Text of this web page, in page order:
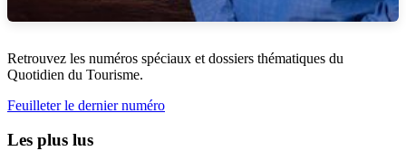
Retrouvez les numéros spéciaux et dossiers thématiques du
Quotidien du Tourisme.
Feuilleter le dernier numéro
Les plus lus